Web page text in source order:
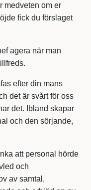
medveten om er
fick du förslaget
agera när man
efter din mans
det är svårt för oss
det. Ibland skapar
och den sörjande,
att personal hörde
och
av samtal,